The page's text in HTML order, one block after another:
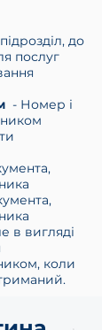
до
послуг
- Номер і
в вигляді
коли